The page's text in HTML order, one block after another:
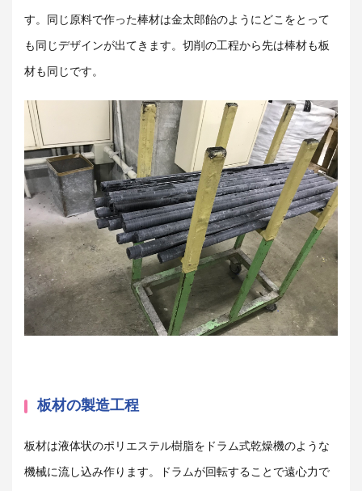
す。同じ原料で作った棒材は金太郎飴のようにどこをとって
も同じデザインが出てきます。切削の工程から先は棒材も板
材も同じです。
板材の製造工程
板材は液体状のポリエステル樹脂をドラム式乾燥機のような
機械に流し込み作ります。ドラムが回転することで遠心力で